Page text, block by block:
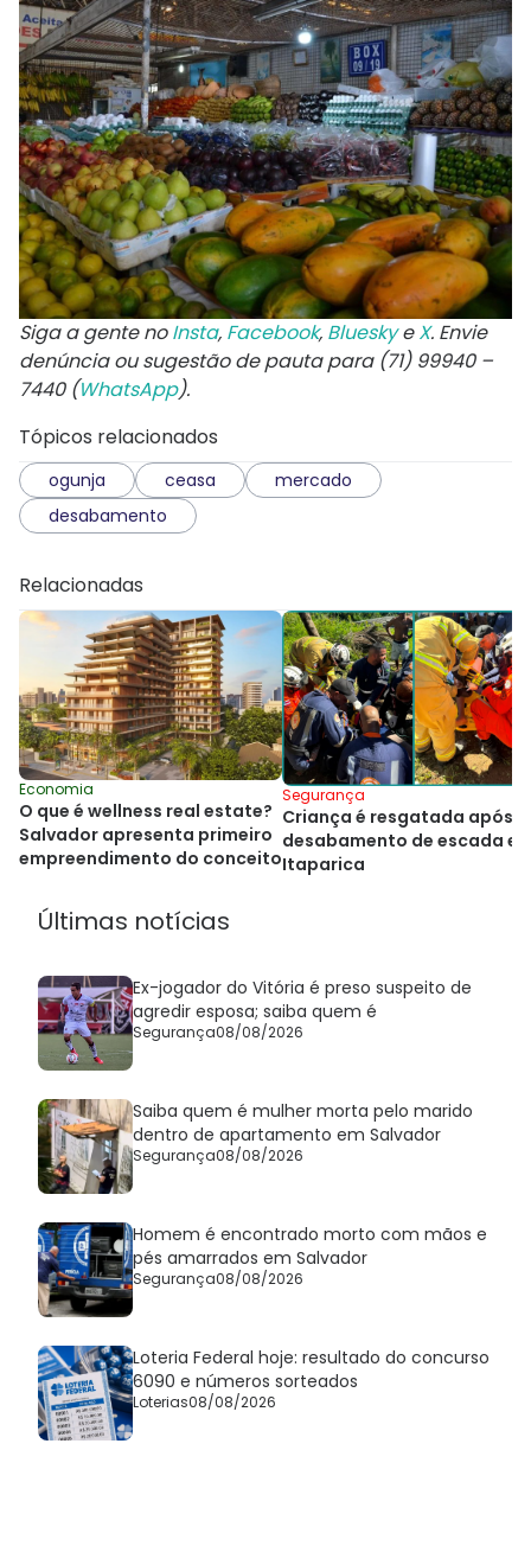
Siga a gente noInsta, Facebook, BlueskyeX. Envie
denúncia ou sugestão de pauta para (71) 99940 –
7440 (WhatsApp).
Tópicos relacionados
ogunja ceasa
mercado
desabamento
Relacionadas
Economia
O que é wellness real estate?
Salvador apresenta primeiro
empreendimento do conceito
Segurança
Criança é resgatada após
desabamento de escada
Itaparica
Últimas notícias
Ex-jogador do Vitória é preso suspeito de
agredir esposa; saiba quem é
Segurança08/08/2026
Saiba quem é mulher morta pelo marido
dentro de apartamento em Salvador
Segurança08/08/2026
Homem é encontrado morto com mãos e
pés amarrados em Salvador
Segurança08/08/2026
Loteria Federal hoje: resultado do concurso
6090 e números sorteados
Loterias08/08/2026